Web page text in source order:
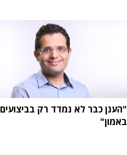
"הענן כבר לא נמדד רק
באמון"